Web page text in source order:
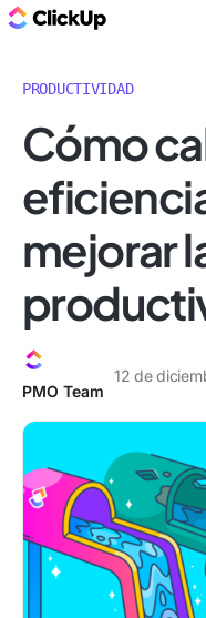
PRODUCTIVIDAD
Cómo
mejorar
PMO Team
12 de